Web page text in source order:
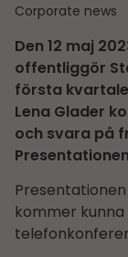
Corporate news
Den 12 maj
offentliggör
första
Lena Glader
och svara på
kommer